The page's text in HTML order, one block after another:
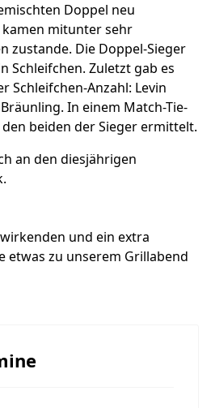
Doppel neu
mitunter sehr
zustande. Die Doppel-Sieger
Schleifchen. Zuletzt gab es
Schleifchen-Anzahl: Levin
In einem Match-Tie-
beiden der Sieger ermittelt.
an den diesjährigen
und ein extra
etwas zu unserem Grillabend